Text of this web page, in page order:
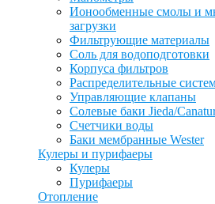
Ионообменные смолы и
загрузки
Фильтрующие материалы
Соль для водоподготовки
Корпуса фильтров
Распределительные
Управляющие клапаны
Солевые баки Jieda/
Счетчики воды
Баки мембранные Wester
Кулеры и пурифаеры
Кулеры
Пурифаеры
Отопление